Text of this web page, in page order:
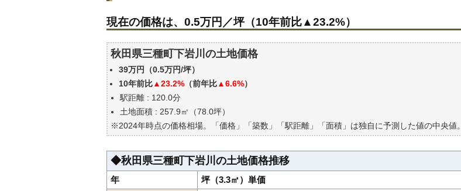
駅からの徒歩距離で価格はどうなる？
秋田県三種町下岩川の土地の過去の売買事例
エリアの将来性を人口予想から検討しよう
自分の年収でいくらの不動産が買える？
現在の価格は、0.5万円／坪（10年前比▲23.2%）
秋田県三種町下岩川の土地価格
39万円（0.5万円/坪）
10年前比▲23.2% （前年比▲6.6%）
駅距離 : 120.0分
土地面積 : 257.9㎡（78.0坪）
※2024年時点の価格相場。「価格」「築数」「駅距離」「面積」は独自に予測した値の中央値。
◆秋田県三種町下岩川の土地価格推移
年
坪（3.3㎡）単価